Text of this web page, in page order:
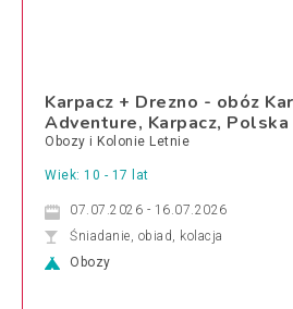
Karpacz + Drezno - obóz
Adventure, Karpacz, Polska
Obozy i Kolonie Letnie
Wiek: 10 - 17 lat
07.07.2026 - 16.07.2026
Śniadanie, obiad, kolacja
Obozy